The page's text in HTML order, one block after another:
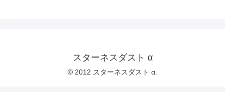
スターネスダスト α
© 2012 スターネスダスト α.